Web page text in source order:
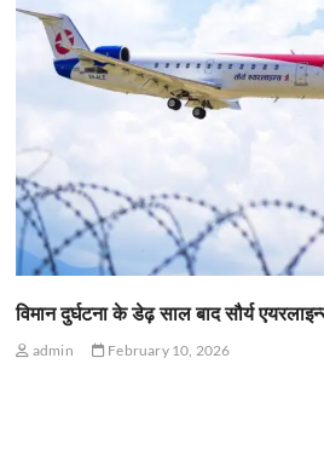
विमान दुर्घटना के डेढ़ साल बाद सौर्य
admin February 10, 2026